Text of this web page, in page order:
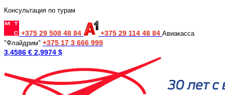
Консультация по турам
+375 29 508 48 84 +375 29 114 48 84 Авиакасса
"Флайдрим" +375 17 3 666 999
3,4586 € 2,9974 $